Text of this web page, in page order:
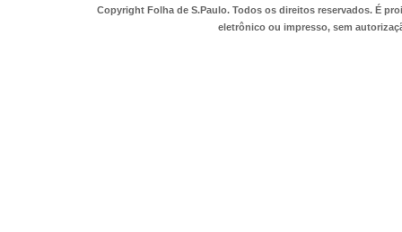
Copyright Folha de S.Paulo. Todos os direitos reservados. É
eletrônico ou impresso, sem